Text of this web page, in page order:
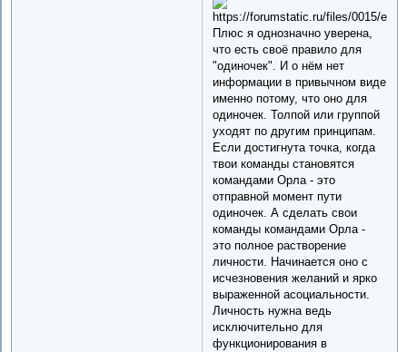
Плюс я однозначно уверена,
что есть своё правило для
"одиночек". И о нём нет
информации в привычном виде
именно потому, что оно для
одиночек. Толпой или группой
уходят по другим принципам.
Если достигнута точка, когда
твои команды становятся
командами Орла - это
отправной момент пути
одиночек. А сделать свои
команды командами Орла -
это полное растворение
личности. Начинается оно с
исчезновения желаний и ярко
выраженной асоциальности.
Личность нужна ведь
исключительно для
функционирования в